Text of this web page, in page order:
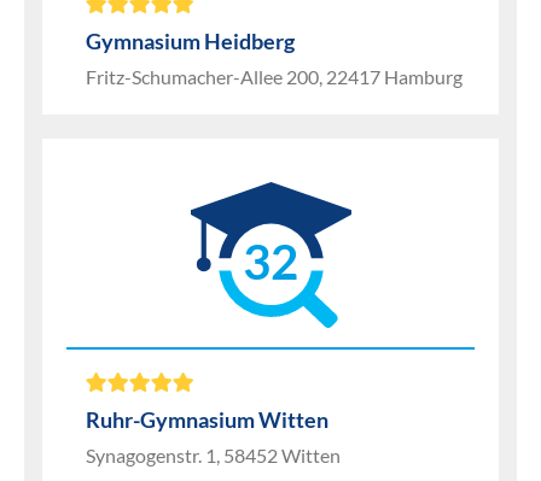
Gymnasium Heidberg
Fritz-Schumacher-Allee 200, 22417 Hamburg
32
Ruhr-Gymnasium Witten
Synagogenstr. 1, 58452 Witten